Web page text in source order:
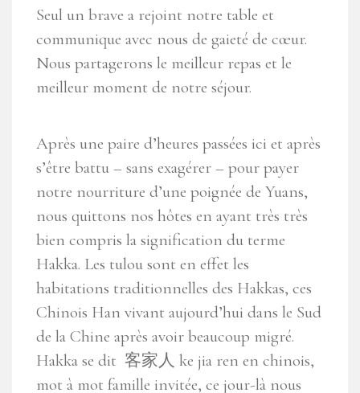
Seul un brave a rejoint notre table et
communique avec nous de gaieté de cœur.
Nous partagerons le meilleur repas et le
meilleur moment de notre séjour.
Après une paire d’heures passées ici et après
s’être battu – sans exagérer – pour payer
notre nourriture d’une poignée de Yuans,
nous quittons nos hôtes en ayant très très
bien compris la signification du terme
Hakka. Les tulou sont en effet les
habitations traditionnelles des Hakkas, ces
Chinois Han vivant aujourd’hui dans le Sud
de la Chine après avoir beaucoup migré.
Hakka se dit 客家人 ke jia ren en chinois,
mot à mot famille invitée, ce jour-là nous